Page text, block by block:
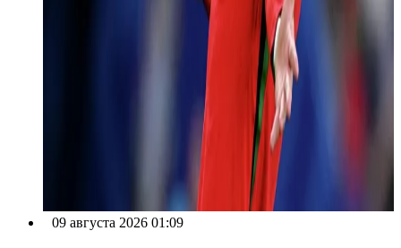
09 августа 2026 01:09